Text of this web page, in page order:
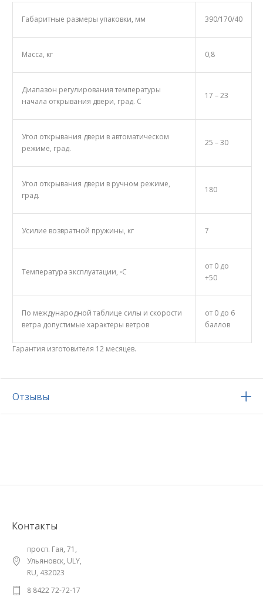
Габаритные размеры упаковки, мм 390/170/40
Масса, кг 0,8
Диапазон регулирования температуры
начала открывания двери, град. С
17 – 23
Угол открывания двери в автоматическом
режиме, град.
25 – 30
Угол открывания двери в ручном режиме,
град.
180
Усилие возвратной пружины, кг 7
Температура эксплуатации, ◦С
от 0 до
+50
По международной таблице силы и скорости
ветра допустимые характеры ветров
от 0 до 6
баллов
Гарантия изготовителя 12 месяцев.
Отзывы
Контакты
просп. Гая, 71,
Ульяновск, ULY,
RU, 432023
8 8422 72-72-17